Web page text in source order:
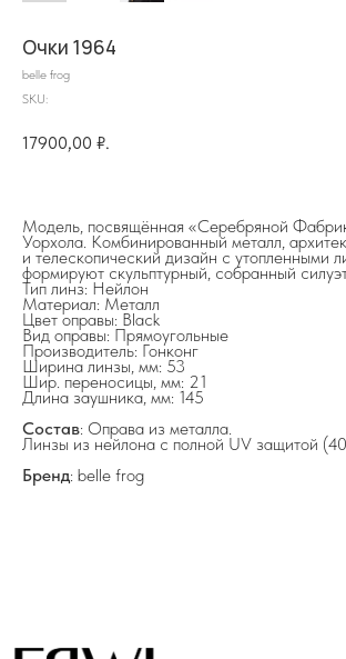
Очки 1964
belle frog
SKU:
17900,00 ₽.
Модель, посвящённая «Серебряной
Уорхола. Комбинированный металл,
и телескопический дизайн с утопленными
формируют скульптурный, собранный
Тип линз: Нейлон
Материал: Металл
Цвет оправы: Black
Вид оправы: Прямоугольные
Производитель: Гонконг
Ширина линзы, мм: 53
Шир. переносицы, мм: 21
Длина заушника, мм: 145
Состав: Оправа из металла.
Линзы из нейлона с полной UV защитой
Бренд: belle frog
Разделы сайта
Все товары
Контакты, реквизиты
на главную
info@frwl.store
+7 919 690-30-30